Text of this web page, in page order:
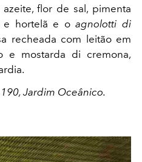
flor de sal, pimenta
e hortelã e oagnolotti di
recheada com leitão em
e mostarda di cremona,
Jardim Oceânico.